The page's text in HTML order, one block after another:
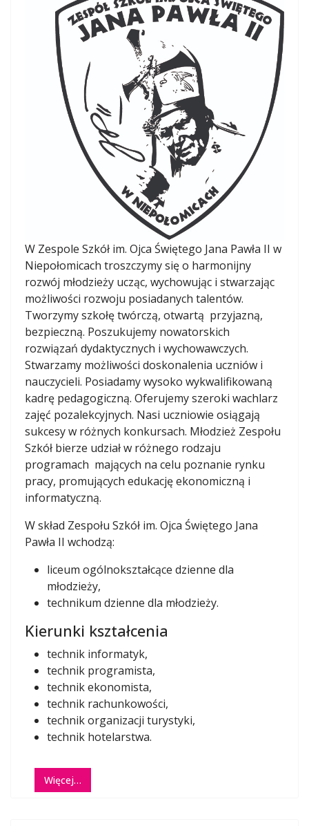
W Zespole Szkół im. Ojca Świętego Jana Pawła II w
Niepołomicach troszczymy się o harmonijny
rozwój młodzieży ucząc, wychowując i stwarzając
możliwości rozwoju posiadanych talentów.
Tworzymy szkołę twórczą, otwartą przyjazną,
bezpieczną. Poszukujemy nowatorskich
rozwiązań dydaktycznych i wychowawczych.
Stwarzamy możliwości doskonalenia uczniów i
nauczycieli. Posiadamy wysoko wykwalifikowaną
kadrę pedagogiczną. Oferujemy szeroki wachlarz
zajęć pozalekcyjnych. Nasi uczniowie osiągają
sukcesy w różnych konkursach. Młodzież Zespołu
Szkół bierze udział w różnego rodzaju
programach mających na celu poznanie rynku
pracy, promujących edukację ekonomiczną i
informatyczną.
W skład Zespołu Szkół im. Ojca Świętego Jana
Pawła II wchodzą:
liceum ogólnokształcące dzienne dla
młodzieży,
technikum dzienne dla młodzieży.
Kierunki kształcenia
technik informatyk,
technik programista,
technik ekonomista,
technik rachunkowości,
technik organizacji turystyki,
technik hotelarstwa.
Więcej…